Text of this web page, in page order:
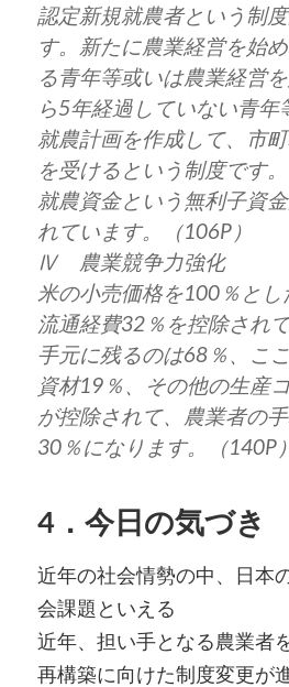
認定新規就農者という制
す。新たに農業経営を始
る青年等或いは農業経営
ら5年経過していない青年
就農計画を作成して、市
を受けるという制度です
就農資金という無利子資
れています。（106P）
Ⅳ 農業競争力強化
米の小売価格を100％とし
流通経費32％を控除され
手元に残るのは68％、こ
資材19％、その他の生産
が控除されて、農業者の
30％になります。（140P）
4．今日の気づき
近年の社会情勢の中、日本
会課題といえる
近年、担い手となる農業者
再構築に向けた制度変更が